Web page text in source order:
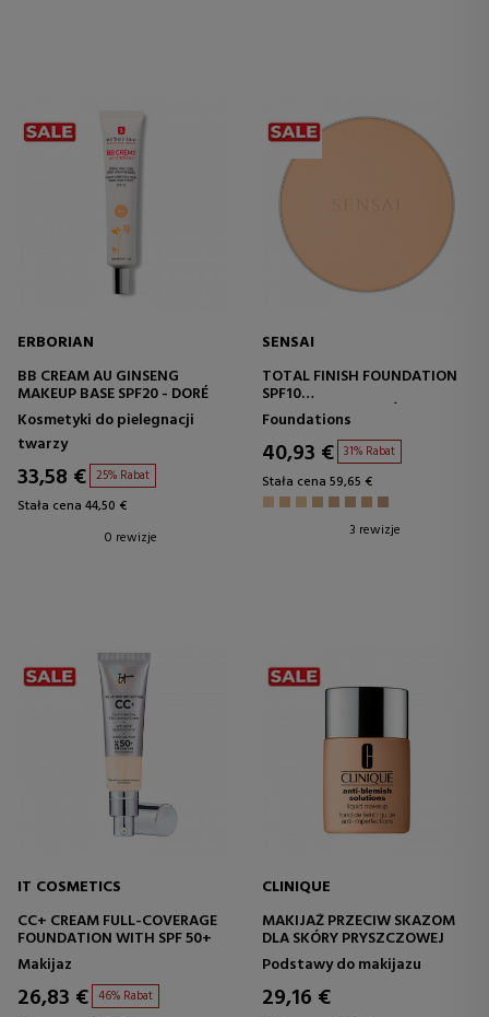
ERBORIAN
BB CREAM AU GINSENG
MAKEUP BASE SPF20 - DORÉ
Kosmetyki do pielegnacji
twarzy
33,58 € 25% Rabat
Stała cena 44,50 €
0 rewizje
SENSAI
TOTAL FINISH FOUNDATION
SPF10
BAZA POD MAKIJAŻ W
PROSZKU
Foundations
40,93 € 31% Rabat
Stała cena 59,65 €
3 rewizje
IT COSMETICS
CC+ CREAM FULL-COVERAGE
FOUNDATION WITH SPF 50+
Makijaz
26,83 € 46% Rabat
CLINIQUE
MAKIJAŻ PRZECIW SKAZOM
DLA SKÓRY PRYSZCZOWEJ
Podstawy do makijazu
29,16 €